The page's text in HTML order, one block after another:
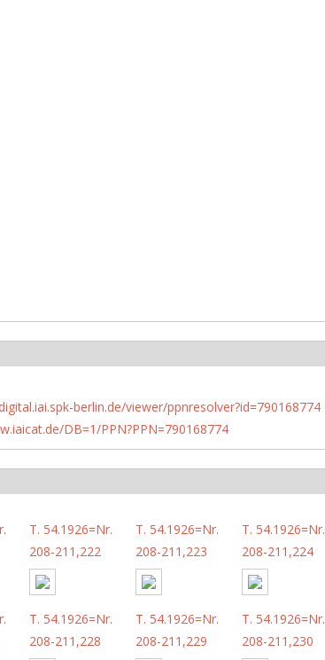
berlin.de/viewer/ppnresolver?id=790168774
DB=1/PPN?PPN=790168774
T. 54.1926=Nr.
208-211,222
T. 54.1926=Nr.
208-211,223
T. 54.1926=Nr.
208-211,224
T. 54.1926=Nr.
208-211,228
T. 54.1926=Nr.
208-211,229
T. 54.1926=Nr.
208-211,230